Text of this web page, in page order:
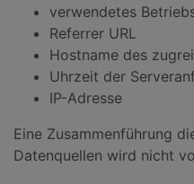
verwendetes
Referrer URL
Hostname des
Uhrzeit der
IP-Adresse
Eine Zusammenführung
Datenquellen wird nicht